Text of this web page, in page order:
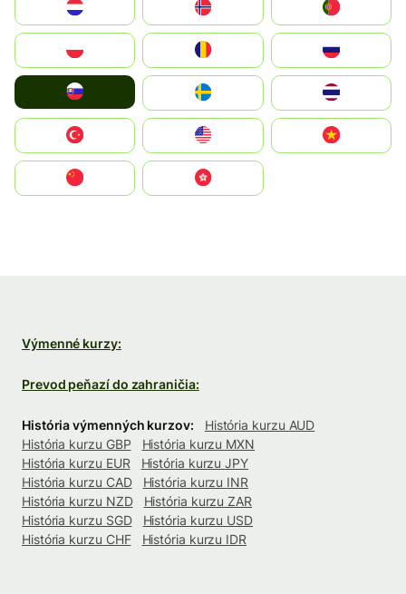
United States
中國香港特別行政區
Výmenné kurzy:
Prevod peňazí do zahraničia:
História výmenných kurzov:
História kurzu AUD
História kurzu GBP
História kurzu MXN
História kurzu EUR
História kurzu JPY
História kurzu CAD
História kurzu INR
História kurzu NZD
História kurzu ZAR
História kurzu SGD
História kurzu USD
História kurzu CHF
História kurzu IDR